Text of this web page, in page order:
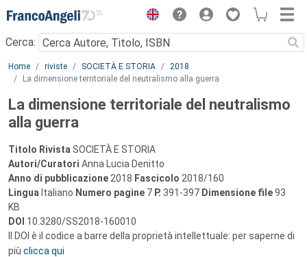
Menu
Cerca:
Main content
Home riviste SOCIETÀ E STORIA
2018
La dimensione territoriale del neutralismo alla guerra
La dimensione territoriale del neutralismo
alla guerra
Titolo Rivista SOCIETÀ E STORIA
Autori/Curatori Anna Lucia Denitto
Anno di pubblicazione 2018 Fascicolo 2018/160
Lingua Italiano Numero pagine 7 P. 391-397 Dimensione file93
KB
DOI 10.3280/SS2018-160010
Il DOI è il codice a barre della proprietà intellettuale: per saperne di
più clicca qui